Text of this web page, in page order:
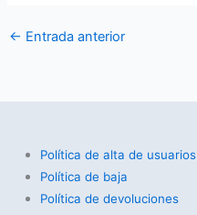
← Entrada anterior
Política de alta de usuarios
Política de baja
Política de devoluciones